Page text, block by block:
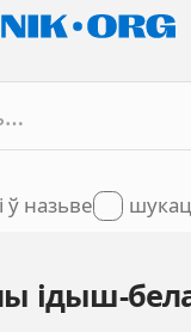
ў назьве
ідыш-